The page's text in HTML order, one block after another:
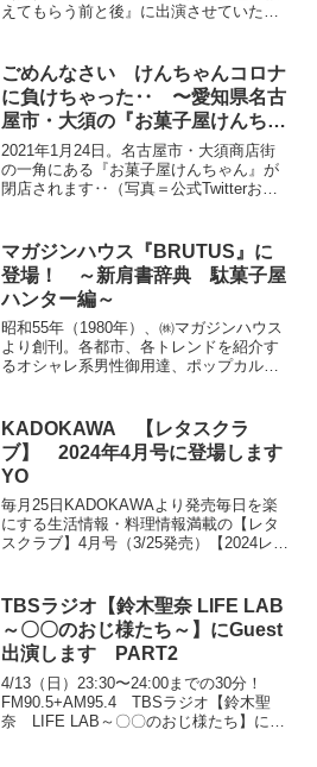
えてもらう前と後』に出演させていただ
演（スタジオにはいってませんが‥）で
すね...
ごめんなさい けんちゃんコロナ
に負けちゃった‥ 〜愛知県名古
屋市・大須の『お菓子屋けんちゃ
ん』心揺さぶられる閉店メッセー
ジ〜
2021年1月24日。名古屋市・大須商店街
の一角にある『お菓子屋けんちゃん』が
閉店されます‥（写真＝公式Twitterお菓
ごと移動のいわゆる『清洲越し』でこの
地に移ってき...
マガジンハウス『BRUTUS』に
登場！ ～新肩書辞典 駄菓子屋
ハンター編～
昭和55年（1980年）、㈱マガジンハウス
より創刊。各都市、各トレンドを紹介す
るオシャレ系男性御用達、ポップカルチ
子屋ハンターとして登場させて頂きまし
た。...
KADOKAWA 【レタスクラ
ブ】 2024年4月号に登場します
YO
毎月25日KADOKAWAより発売毎日を楽
にする生活情報・料理情報満載の【レタ
スクラブ】4月号（3/25発売）【2024レタ
頂きました数あるスイーツ・菓子の中か
ら、ナ...
TBSラジオ【鈴木聖奈 LIFE LAB
～〇〇のおじ様たち～】にGuest
出演します PART2
4/13（日）23:30〜24:00までの30分！
FM90.5+AM95.4 TBSラジオ【鈴木聖
奈 LIFE LAB～〇〇のおじ様たち】にゲ